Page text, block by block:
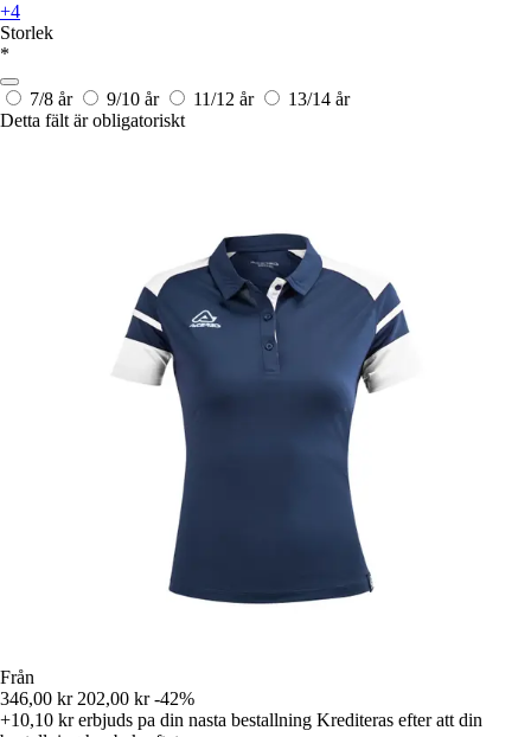
+4
Storlek
*
7/8 år 9/10 år 11/12 år
13/14 år
Detta fält är obligatoriskt
Från
346,00 kr 202,00 kr -42%
+10,10 krerbjuds pa din nasta bestallning Krediteras efter att din